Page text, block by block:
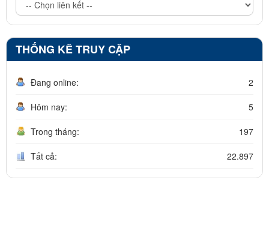
THỐNG KÊ TRUY CẬP
Đang online: 2
Hôm nay: 5
Trong tháng: 197
Tất cả: 22.897